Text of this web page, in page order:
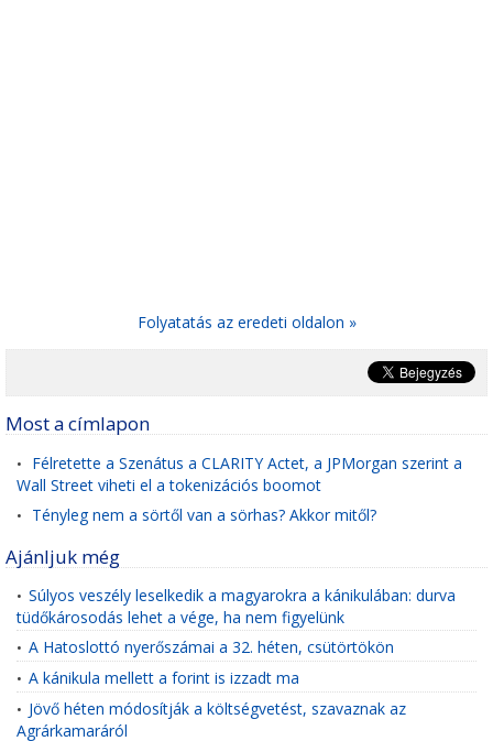
Folyatatás az eredeti oldalon »
Most a címlapon
• Félretette a Szenátus a CLARITY Actet, a JPMorgan szerint a
Wall Street viheti el a tokenizációs boomot
• Tényleg nem a sörtől van a sörhas? Akkor mitől?
Ajánljuk még
• Súlyos veszély leselkedik a magyarokra a kánikulában: durva
tüdőkárosodás lehet a vége, ha nem figyelünk
• A Hatoslottó nyerőszámai a 32. héten, csütörtökön
• A kánikula mellett a forint is izzadt ma
• Jövő héten módosítják a költségvetést, szavaznak az
Agrárkamaráról